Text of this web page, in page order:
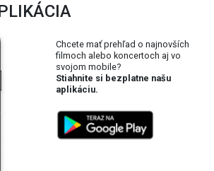
Chcete mať prehľad o najnovších
filmoch alebo koncertoch aj vo
svojom mobile?
Stiahnite si bezplatne našu
aplikáciu.